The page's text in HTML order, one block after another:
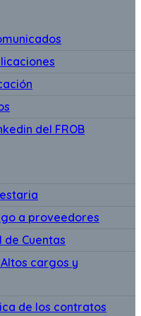
del FROB
a proveedores
de Cuentas
cargos y
de los contratos